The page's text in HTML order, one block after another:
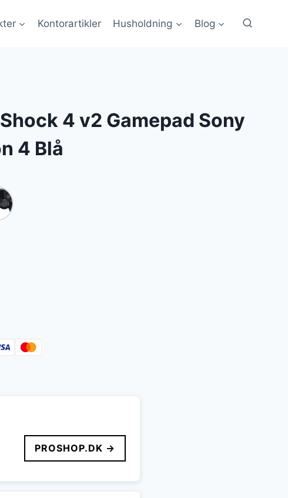
Kontorartikler Husholdning Blog
4 v2 Gamepad Sony
4 Blå
PROSHOP.DK →